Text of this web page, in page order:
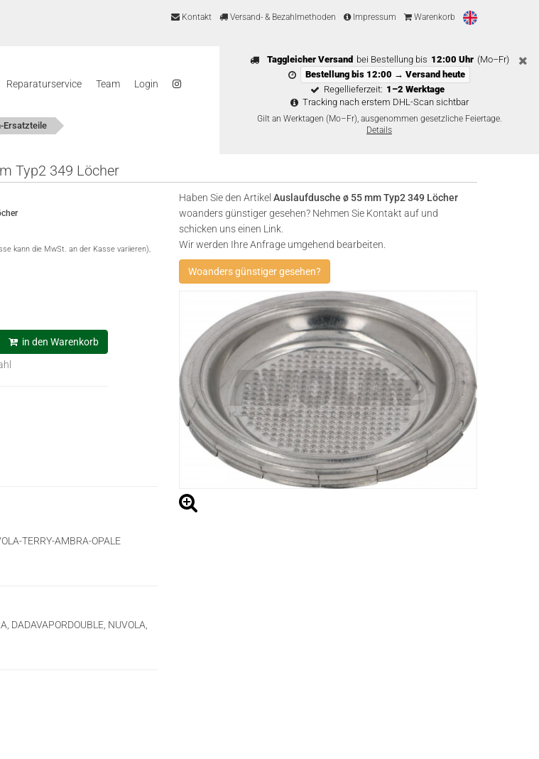
Kontakt Versand- & Bezahlmethoden Impressum Warenkorb
Taggleicher Versand bei Bestellung bis 12:00 Uhr (Mo–Fr)
Bestellung bis 12:00 → Versand heute
Regellieferzeit: 1–2 Werktage
Tracking nach erstem DHL-Scan sichtbar
Gilt an Werktagen (Mo–Fr), ausgenommen gesetzliche Feiertage.
Details
Reparaturservice Team Login
Ersatzteile
Typ2 349 Löcher
kann die MwSt. an der Kasse variieren),
in den Warenkorb
TERRY-AMBRA-OPALE
DADAVAPORDOUBLE, NUVOLA,
Haben Sie den Artikel Auslaufdusche ø 55 mm Typ2 349 Löcher
woanders günstiger gesehen? Nehmen Sie Kontakt auf und
schicken uns einen Link.
Wir werden Ihre Anfrage umgehend bearbeiten.
Woanders günstiger gesehen?